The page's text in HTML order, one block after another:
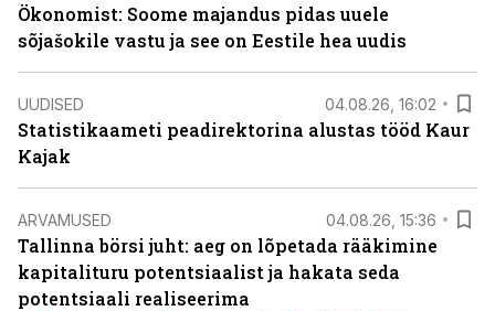
Ökonomist: Soome majandus pidas uuele
sõjašokile vastu ja see on Eestile hea uudis
UUDISED 04.08.26, 16:02
Statistikaameti peadirektorina alustas tööd Kaur
Kajak
ARVAMUSED 04.08.26, 15:36
Tallinna börsi juht: aeg on lõpetada rääkimine
kapitalituru potentsiaalist ja hakata seda
potentsiaali realiseerima